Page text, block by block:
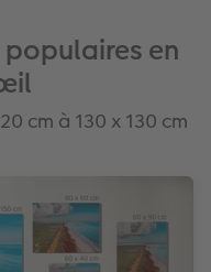
en
cm à 130 x 130 cm